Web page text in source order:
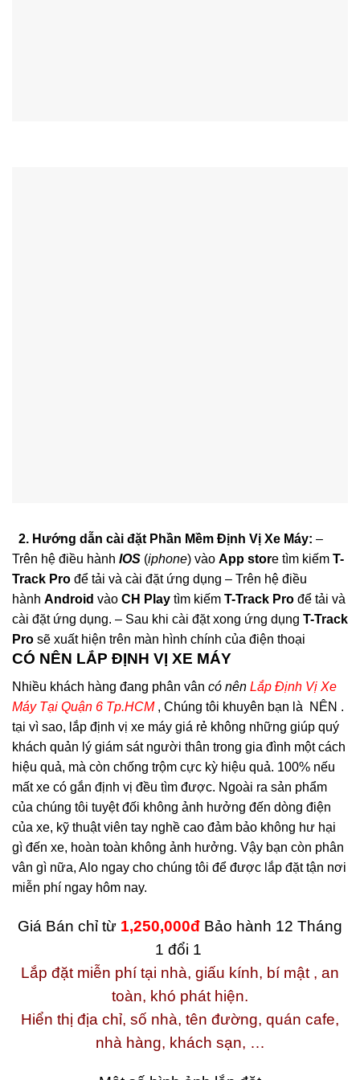
2. Hướng dẫn cài đặt Phần Mềm Định Vị Xe Máy: –
Trên hệ điều hành IOS (iphone) vào App store tìm kiếm T-
Track Pro để tải và cài đặt ứng dụng – Trên hệ điều
hành Android vào CH Play tìm kiếm T-Track Pro để tải và
cài đặt ứng dụng. – Sau khi cài đặt xong ứng dụng T-Track
Pro sẽ xuất hiện trên màn hình chính của điện thoại
CÓ NÊN LẮP ĐỊNH VỊ XE MÁY
Nhiều khách hàng đang phân vân có nên Lắp Định Vị Xe
Máy Tại Quận 6 Tp.HCM, Chúng tôi khuyên bạn là NÊN .
tại vì sao, lắp định vị xe máy giá rẻ không những giúp quý
khách quản lý giám sát người thân trong gia đình một cách
hiệu quả, mà còn chống trộm cực kỳ hiệu quả. 100% nếu
mất xe có gắn định vị đều tìm được. Ngoài ra sản phẩm
của chúng tôi tuyệt đối không ảnh hưởng đến dòng điện
của xe, kỹ thuật viên tay nghề cao đảm bảo không hư hại
gì đến xe, hoàn toàn không ảnh hưởng. Vậy bạn còn phân
vân gì nữa, Alo ngay cho chúng tôi để được lắp đặt tận nơi
miễn phí ngay hôm nay.
Giá Bán chỉ từ 1,250,000đ Bảo hành 12 Tháng
1 đổi 1
Lắp đặt miễn phí tại nhà, giấu kính, bí mật , an
toàn, khó phát hiện.
Hiển thị địa chỉ, số nhà, tên đường, quán cafe,
nhà hàng, khách sạn, …